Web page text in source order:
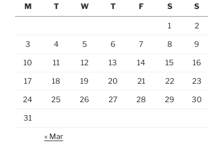
M
T W T F S S
1 2
3 4 5 6 7 8 9
10 11 12 13 14 15 16
17 18 19 20 21 22 23
24 25 26 27 28 29 30
31
« Mar